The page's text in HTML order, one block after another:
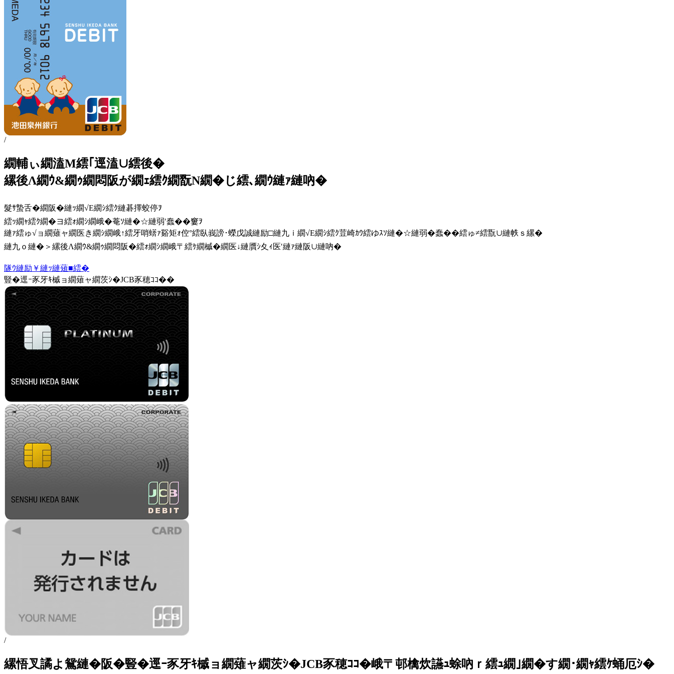
/
繝輔ぃ繝溘Μ繧｢逕溘∪繧後�
縲後Λ繝ｳ&繝ｩ繝悶阪が繝ｪ繧ｸ繝翫Ν繝�じ繧､繝ｳ縺ｧ縺吶�
髮ｻ蟄舌�繝阪�縺ｯ繝√Ε繝ｼ繧ｸ縺碁擇蛟停ｦ
繧ｯ繝ｬ繧ｸ繝�ヨ繧ｫ繝ｼ繝峨�菴ｿ縺�☆縺弱′蠢��窶ｦ
縺ｧ繧ゅ√ョ繝薙ャ繝医き繝ｼ繝峨↑繧牙哨蠎ｧ谿矩ｫ倥°繧臥峩謗･蠑戊誠縺励□縺九ｉ繝√Ε繝ｼ繧ｸ荳崎ｶｳ繧ゆｽｿ縺�☆縺弱�蠢��繧ゅ≠繧翫∪縺帙ｓ縲�
縺九ｏ縺�＞縲後Λ繝ｳ&繝ｩ繝悶阪�繧ｫ繝ｼ繝峨〒繧ｹ繝槭�繝医↓縺贋ｼ夊ｨ医′縺ｧ縺阪∪縺吶�
隧ｳ縺励￥縺ｯ縺薙■繧�
豎�逕ｰ豕牙ｷ槭ョ繝薙ャ繝茨ｼ�JCB豕穂ｺｺ��
/
縲悟叉譎よ鴛縺�阪�豎�逕ｰ豕牙ｷ槭ョ繝薙ャ繝茨ｼ�JCB豕穂ｺｺ�峨〒邨檎炊讌ｭ蜍吶ｒ繧ｭ繝｣繝�す繝･繝ｬ繧ｹ蛹厄ｼ�